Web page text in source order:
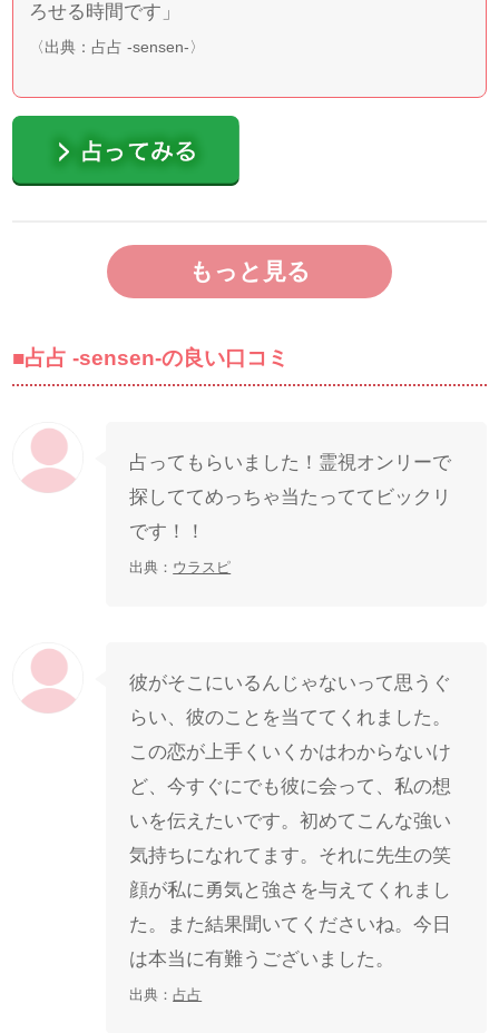
ろせる時間です」
〈出典：占占 -sensen-〉
■占占 -sensen-の良い口コミ
占ってもらいました！霊視オンリーで
探しててめっちゃ当たっててビックリ
です！！
出典： ウラスピ
彼がそこにいるんじゃないって思うぐ
らい、彼のことを当ててくれました。
この恋が上手くいくかはわからないけ
ど、今すぐにでも彼に会って、私の想
いを伝えたいです。初めてこんな強い
気持ちになれてます。それに先生の笑
顔が私に勇気と強さを与えてくれまし
た。また結果聞いてくださいね。今日
は本当に有難うございました。
出典：占占